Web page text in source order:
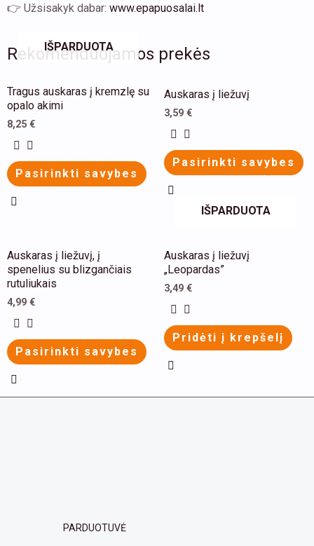
👉 Užsisakyk dabar: www.epapuosalai.lt
Rekomenduojamos prekės
IŠPARDUOTA
Tragus auskaras į kremzlę su
opalo akimi
8,25 €
Pasirinkti savybes
product
has
multiple
variants.
chosen
on
the
product
page
Auskaras į liežuvį
3,59 €
Pasirinkti savybes
product
variants.
options
chosen
on
page
Auskaras į liežuvį, į
spenelius su blizgančiais
rutuliukais
4,99 €
Pasirinkti savybes
This
product
has
multiple
variants.
The
options
IŠPARDUOTA
Auskaras į liežuvį
„Leopardas”
3,49 €
Pridėti į krepšelį
PARDUOTUVĖ